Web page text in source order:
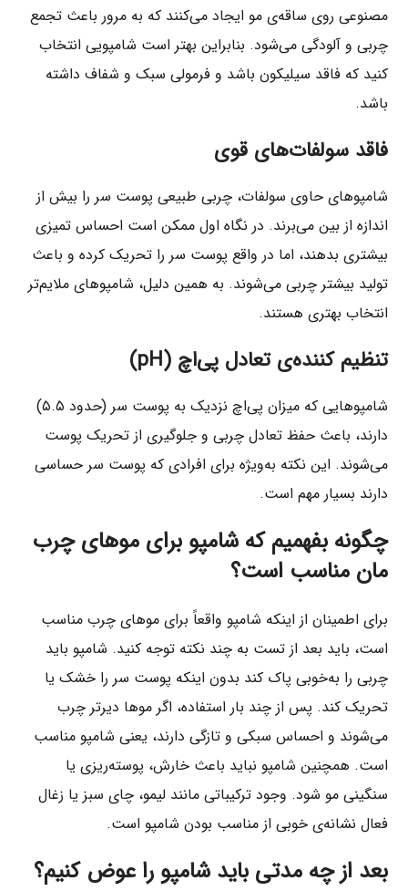
مصنوعی روی ساقه‌ی مو ایجاد می‌کنند که به مرور باعث تجمع
چربی و آلودگی می‌شود. بنابراین بهتر است شامپویی انتخاب
کنید که فاقد سیلیکون باشد و فرمولی سبک و شفاف داشته
باشد.
فاقد سولفات‌های قوی
شامپوهای حاوی سولفات، چربی طبیعی پوست سر را بیش از
اندازه از بین می‌برند. در نگاه اول ممکن است احساس تمیزی
بیشتری بدهند، اما در واقع پوست سر را تحریک کرده و باعث
تولید بیشتر چربی می‌شوند. به همین دلیل، شامپوهای ملایم‌تر
انتخاب بهتری هستند.
تنظیم کننده‌ی تعادل پی‌اچ (pH)
شامپوهایی که میزان پی‌اچ نزدیک به پوست سر (حدود ۵.۵)
دارند، باعث حفظ تعادل چربی و جلوگیری از تحریک پوست
می‌شوند. این نکته به‌ویژه برای افرادی که پوست سر حساسی
دارند بسیار مهم است.
چگونه بفهمیم که شامپو برای موهای چرب
مان مناسب است؟
برای اطمینان از اینکه شامپو واقعاً برای موهای چرب مناسب
است، باید بعد از تست به چند نکته توجه کنید. شامپو باید
چربی را به‌خوبی پاک کند بدون اینکه پوست سر را خشک یا
تحریک کند. پس از چند بار استفاده، اگر موها دیرتر چرب
می‌شوند و احساس سبکی و تازگی دارند، یعنی شامپو مناسب
است. همچنین شامپو نباید باعث خارش، پوسته‌ریزی یا
سنگینی مو شود. وجود ترکیباتی مانند لیمو، چای سبز یا زغال
فعال نشانه‌ی خوبی از مناسب بودن شامپو است.
بعد از چه مدتی باید شامپو را عوض کنیم؟